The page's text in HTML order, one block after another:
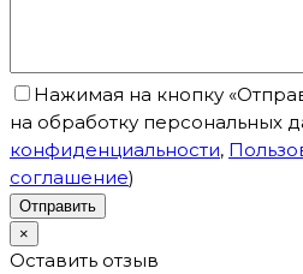
Нажимая на кнопку
на обработку персональных
конфиденциальности,
соглашение)
×
Оставить отзыв